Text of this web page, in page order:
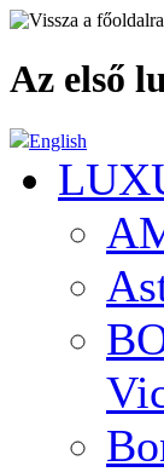
Az első
English